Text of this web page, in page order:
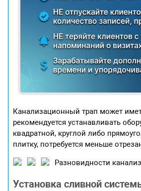
Канализационный трап может
рекомендуется устанавливать
квадратной, круглой либо
плитку, потребуется меньше
Разновидности
Установка сливной